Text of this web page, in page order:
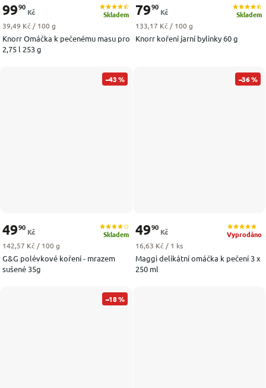
Knorr Omáčka k pečenému masu pro
2,75 l 253 g
Skladem
9990
Kč
Měrná cena:
39,49 Kč / 100 g
Knorr koření jarní bylinky 60 g
Skladem
7990
Kč
Měrná cena:
133,17 Kč / 100 g
–43 %
G&G polévkové koření - mrazem
sušené 35g
Skladem
4990
Kč
Měrná cena:
142,57 Kč / 100 g
–36 %
Maggi delikátní omáčka k pečení 3 x
250 ml
Vyprodáno
4990
Kč
Měrná cena:
16,63 Kč / 1 ks
–18 %